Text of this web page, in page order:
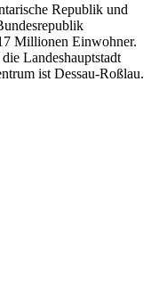
Republik und
Millionen Einwohner.
Landeshauptstadt
ist Dessau-Roßlau.